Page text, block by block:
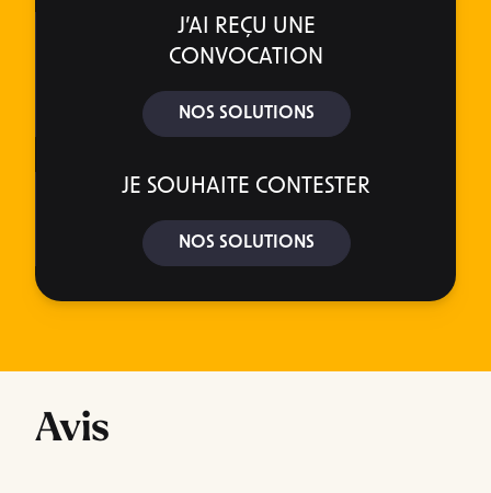
J’AI REÇU UNE
CONVOCATION
NOS SOLUTIONS
JE SOUHAITE CONTESTER
NOS SOLUTIONS
Avis